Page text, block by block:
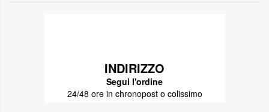
INDIRIZZO
Segui l'ordine
24/48 ore in chronopost o colissimo